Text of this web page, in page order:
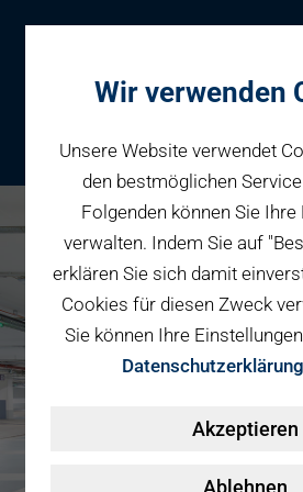
Parken
Reservieren
Fahrradparken
Geschäftspartner
Parkraumbewirtschaftung
Smart Mobility Hubs
Services
Karriere
Wir verwenden
Unsere Website verwendet
den bestmöglichen
Folgenden können Sie Ihre
verwalten. Indem Sie auf
erklären Sie sich damit
Cookies für diesen Zweck
Sie können Ihre
Datenschutzerklärung
Akzeptieren
Ablehnen